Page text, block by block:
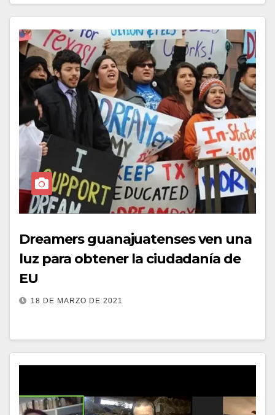
Dreamers guanajuatenses ven una
luz para obtener la ciudadanía de
EU
18 DE MARZO DE 2021